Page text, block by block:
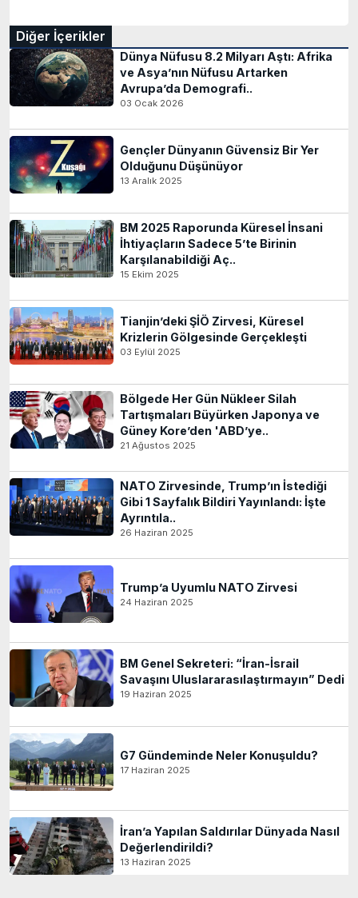
Diğer İçerikler
Dünya Nüfusu 8.2 Milyarı Aştı: Afrika
ve Asya’nın Nüfusu Artarken
Avrupa’da Demografi..
03 Ocak 2026
Gençler Dünyanın Güvensiz Bir Yer
Olduğunu Düşünüyor
13 Aralık 2025
BM 2025 Raporunda Küresel İnsani
İhtiyaçların Sadece 5’te Birinin
Karşılanabildiği Aç..
15 Ekim 2025
Tianjin’deki ŞİÖ Zirvesi, Küresel
Krizlerin Gölgesinde Gerçekleşti
03 Eylül 2025
Bölgede Her Gün Nükleer Silah
Tartışmaları Büyürken Japonya ve
Güney Kore’den 'ABD’ye..
21 Ağustos 2025
NATO Zirvesinde, Trump’ın İstediği
Gibi 1 Sayfalık Bildiri Yayınlandı: İşte
Ayrıntıla..
26 Haziran 2025
Trump’a Uyumlu NATO Zirvesi
24 Haziran 2025
BM Genel Sekreteri: “İran-İsrail
Savaşını Uluslararasılaştırmayın” Dedi
19 Haziran 2025
G7 Gündeminde Neler Konuşuldu?
17 Haziran 2025
İran’a Yapılan Saldırılar Dünyada Nasıl
Değerlendirildi?
13 Haziran 2025